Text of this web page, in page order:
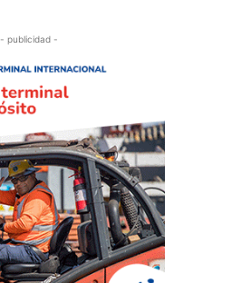
- publicidad -